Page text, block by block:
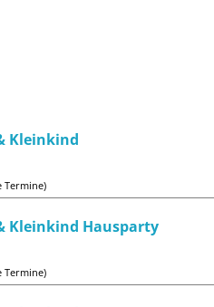
Kleinkind
Termine)
Kleinkind Hausparty
Termine)